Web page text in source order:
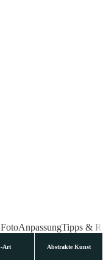
AnpassungTipps &
Art Abstrakte Kunst